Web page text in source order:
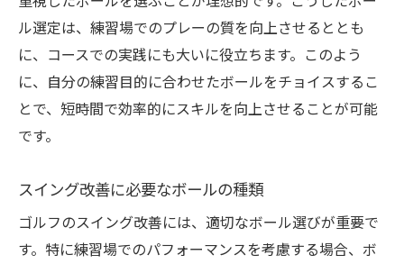
ル選定は、練習場でのプレーの質を向上させるととも
に、コースでの実践にも大いに役立ちます。このよう
に、自分の練習目的に合わせたボールをチョイスするこ
とで、短時間で効率的にスキルを向上させることが可能
です。
スイング改善に必要なボールの種類
ゴルフのスイング改善には、適切なボール選びが重要で
す。特に練習場でのパフォーマンスを考慮する場合、ボ